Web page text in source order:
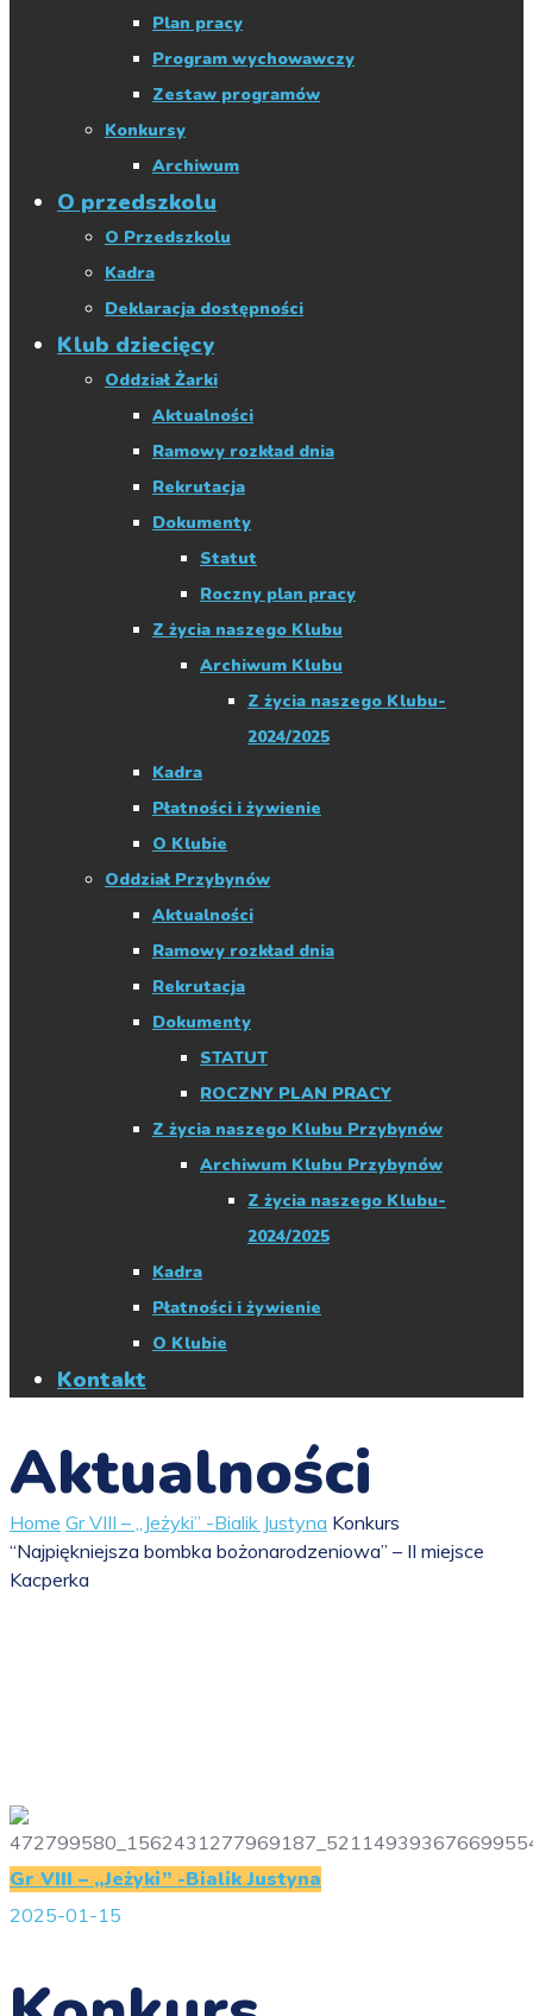
Plan pracy
Program wychowawczy
Zestaw programów
Konkursy
Archiwum
O przedszkolu
O Przedszkolu
Kadra
Deklaracja dostępności
Klub dziecięcy
Oddział Żarki
Aktualności
Ramowy rozkład dnia
Rekrutacja
Dokumenty
Statut
Roczny plan pracy
Z życia naszego Klubu
Archiwum Klubu
Z życia naszego Klubu-
2024/2025
Kadra
Płatności i żywienie
O Klubie
Oddział Przybynów
Aktualności
Ramowy rozkład dnia
Rekrutacja
Dokumenty
STATUT
ROCZNY PLAN PRACY
Z życia naszego Klubu Przybynów
Archiwum Klubu Przybynów
Z życia naszego Klubu-
2024/2025
Kadra
Płatności i żywienie
O Klubie
Kontakt
Aktualności
Home Gr VIII – „Jeżyki” -Bialik Justyna Konkurs
“Najpiękniejsza bombka bożonarodzeniowa” – II miejsce
Kacperka
Gr VIII – „Jeżyki” -Bialik Justyna
2025-01-15